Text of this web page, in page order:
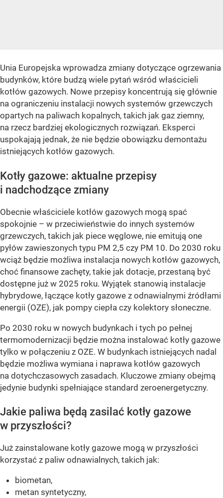
Unia Europejska wprowadza zmiany dotyczące ogrzewania
budynków, które budzą wiele pytań wśród właścicieli
kotłów gazowych. Nowe przepisy koncentrują się głównie
na ograniczeniu instalacji nowych systemów grzewczych
opartych na paliwach kopalnych, takich jak gaz ziemny,
na rzecz bardziej ekologicznych rozwiązań. Eksperci
uspokajają jednak, że nie będzie obowiązku demontażu
istniejących kotłów gazowych.
Kotły gazowe: aktualne przepisy
i nadchodzące zmiany
Obecnie właściciele kotłów gazowych mogą spać
spokojnie – w przeciwieństwie do innych systemów
grzewczych, takich jak piece węglowe, nie emitują one
pyłów zawieszonych typu PM 2,5 czy PM 10. Do 2030 roku
wciąż będzie możliwa instalacja nowych kotłów gazowych,
choć finansowe zachęty, takie jak dotacje, przestaną być
dostępne już w 2025 roku. Wyjątek stanowią instalacje
hybrydowe, łączące kotły gazowe z odnawialnymi źródłami
energii (OZE), jak pompy ciepła czy kolektory słoneczne.
Po 2030 roku w nowych budynkach i tych po pełnej
termomodernizacji będzie można instalować kotły gazowe
tylko w połączeniu z OZE. W budynkach istniejących nadal
będzie możliwa wymiana i naprawa kotłów gazowych
na dotychczasowych zasadach. Kluczowe zmiany obejmą
jedynie budynki spełniające standard zeroenergetyczny.
Jakie paliwa będą zasilać kotły gazowe
w przyszłości?
Już zainstalowane kotły gazowe mogą w przyszłości
korzystać z paliw odnawialnych, takich jak:
biometan,
metan syntetyczny,